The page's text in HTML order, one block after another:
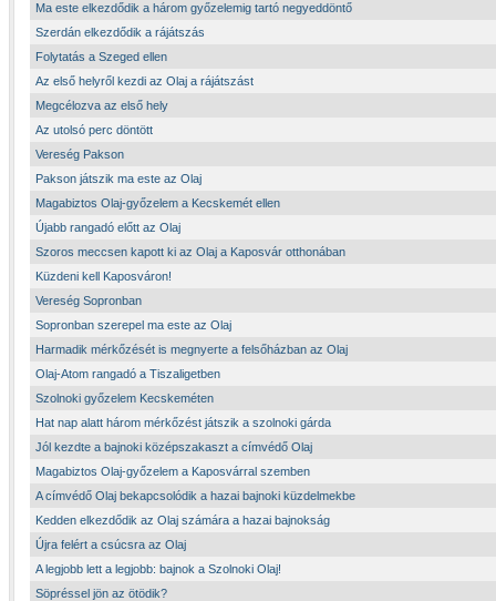
Ma este elkezdődik a három győzelemig tartó negyeddöntő
Szerdán elkezdődik a rájátszás
Folytatás a Szeged ellen
Az első helyről kezdi az Olaj a rájátszást
Megcélozva az első hely
Az utolsó perc döntött
Vereség Pakson
Pakson játszik ma este az Olaj
Magabiztos Olaj-győzelem a Kecskemét ellen
Újabb rangadó előtt az Olaj
Szoros meccsen kapott ki az Olaj a Kaposvár otthonában
Küzdeni kell Kaposváron!
Vereség Sopronban
Sopronban szerepel ma este az Olaj
Harmadik mérkőzését is megnyerte a felsőházban az Olaj
Olaj-Atom rangadó a Tiszaligetben
Szolnoki győzelem Kecskeméten
Hat nap alatt három mérkőzést játszik a szolnoki gárda
Jól kezdte a bajnoki középszakaszt a címvédő Olaj
Magabiztos Olaj-győzelem a Kaposvárral szemben
A címvédő Olaj bekapcsolódik a hazai bajnoki küzdelmekbe
Kedden elkezdődik az Olaj számára a hazai bajnokság
Újra felért a csúcsra az Olaj
A legjobb lett a legjobb: bajnok a Szolnoki Olaj!
Söpréssel jön az ötödik?